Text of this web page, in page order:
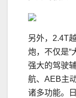
另外，2.4T
炮，不仅是“
强大的驾驶
航、AEB主
诸多功能。